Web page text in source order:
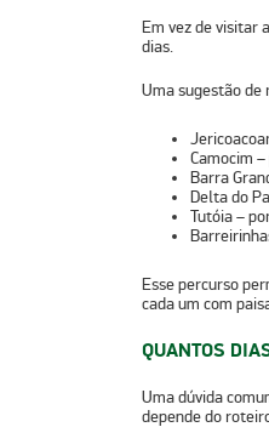
Em vez de visitar
dias.
Uma sugestão de
Camocim –
Barra
Delta do
Tutóia–
Esse percurso
cada um com
QUANTOS
Uma dúvida
depende do